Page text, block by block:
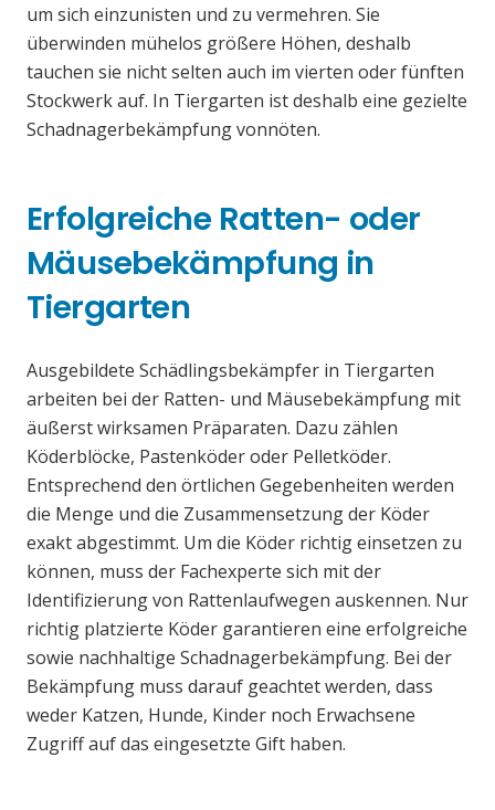
um sich einzunisten und zu vermehren. Sie
überwinden mühelos größere Höhen, deshalb
tauchen sie nicht selten auch im vierten oder fünften
Stockwerk auf. In Tiergarten ist deshalb eine gezielte
Schadnagerbekämpfung vonnöten.
Erfolgreiche Ratten- oder
Mäusebekämpfung in
Tiergarten
Ausgebildete Schädlingsbekämpfer in Tiergarten
arbeiten bei der Ratten- und Mäusebekämpfung mit
äußerst wirksamen Präparaten. Dazu zählen
Köderblöcke, Pastenköder oder Pelletköder.
Entsprechend den örtlichen Gegebenheiten werden
die Menge und die Zusammensetzung der Köder
exakt abgestimmt. Um die Köder richtig einsetzen zu
können, muss der Fachexperte sich mit der
Identifizierung von Rattenlaufwegen auskennen. Nur
richtig platzierte Köder garantieren eine erfolgreiche
sowie nachhaltige Schadnagerbekämpfung. Bei der
Bekämpfung muss darauf geachtet werden, dass
weder Katzen, Hunde, Kinder noch Erwachsene
Zugriff auf das eingesetzte Gift haben.